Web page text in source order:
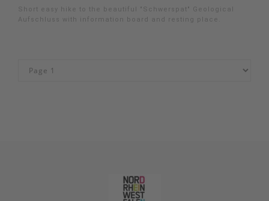
Short easy hike to the beautiful "Schwerspat" Geological
Aufschluss with information board and resting place.